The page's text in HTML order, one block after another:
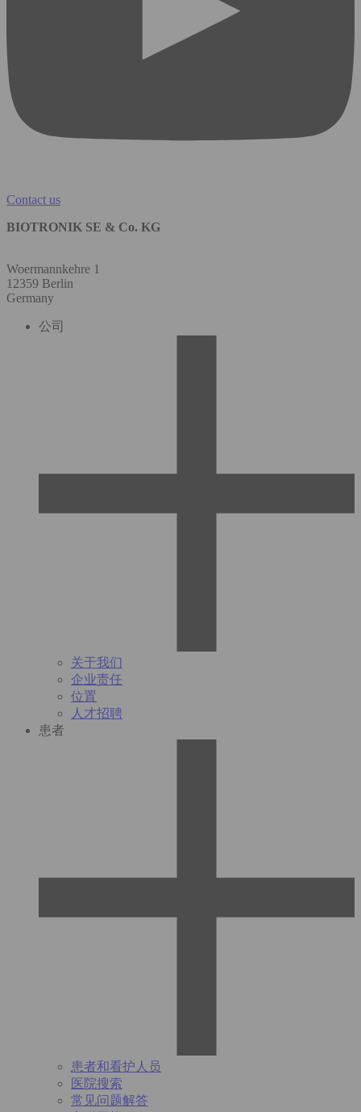
Contact us
BIOTRONIK SE & Co. KG
Woermannkehre 1
12359 Berlin
Germany
公司
关于我们
企业责任
位置
人才招聘
患者
患者和看护人员
医院搜索
常见问题解答